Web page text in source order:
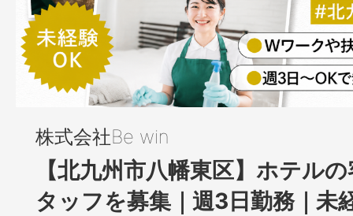
株式会社Be win
【北九州市八幡東区】ホテル
タッフを募集｜週3日勤務｜未